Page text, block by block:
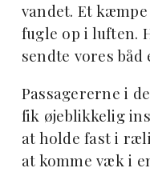
vandet. Et
fugle op i luften.
sendte vores
Passagererne i
fik øjeblikkelig
at holde fast i
at komme væk i